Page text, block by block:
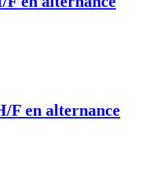
F en alternance